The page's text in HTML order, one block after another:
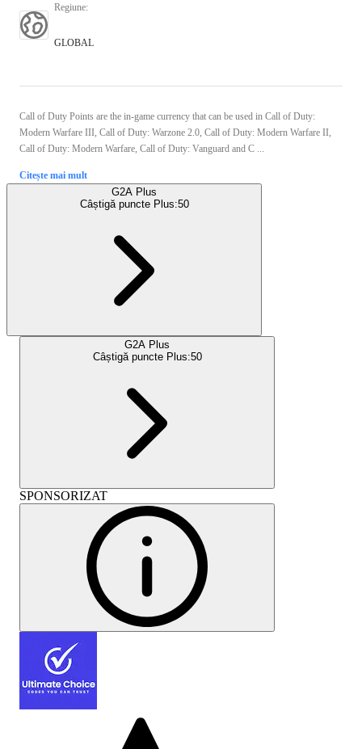
Regiune:
GLOBAL
Call of Duty Points are the in-game currency that can be used in Call of Duty:
Modern Warfare III, Call of Duty: Warzone 2.0, Call of Duty: Modern Warfare II,
Call of Duty: Modern Warfare, Call of Duty: Vanguard and C ...
Citește mai mult
G2A Plus
Câștigă puncte Plus:50
G2A Plus
Câștigă puncte Plus:50
SPONSORIZAT